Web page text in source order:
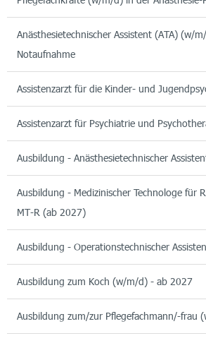
Anästhesietechnischer Assistent (ATA) (w/
Notaufnahme
Assistenzarzt für die Kinder- und
Assistenzarzt für Psychiatrie und
Ausbildung - Anästhesietechnischer
Ausbildung - Medizinischer Technologe für
MT-R (ab 2027)
Ausbildung - Operationstechnischer
Ausbildung zum Koch (w/m/d) - ab 2027
Ausbildung zum/zur Pflegefachmann/-frau